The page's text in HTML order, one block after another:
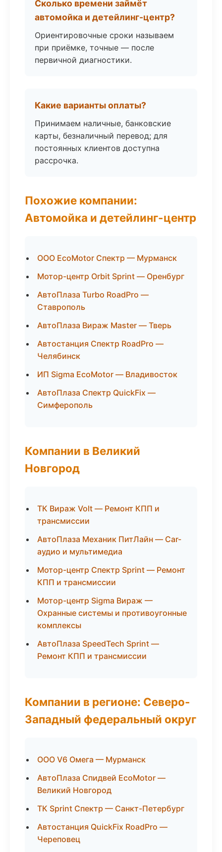
Сколько времени займёт
автомойка и детейлинг-центр?
Ориентировочные сроки называем
при приёмке, точные — после
первичной диагностики.
Какие варианты оплаты?
Принимаем наличные, банковские
карты, безналичный перевод; для
постоянных клиентов доступна
рассрочка.
Похожие компании:
Автомойка и детейлинг-центр
ООО EcoMotor Спектр — Мурманск
Мотор-центр Orbit Sprint — Оренбург
АвтоПлаза Turbo RoadPro —
Ставрополь
АвтоПлаза Вираж Master — Тверь
Автостанция Спектр RoadPro —
Челябинск
ИП Sigma EcoMotor — Владивосток
АвтоПлаза Спектр QuickFix —
Симферополь
Компании в Великий
Новгород
ТК Вираж Volt — Ремонт КПП и
трансмиссии
АвтоПлаза Механик ПитЛайн — Car-
аудио и мультимедиа
Мотор-центр Спектр Sprint — Ремонт
КПП и трансмиссии
Мотор-центр Sigma Вираж —
Охранные системы и противоугонные
комплексы
АвтоПлаза SpeedTech Sprint —
Ремонт КПП и трансмиссии
Компании в регионе: Северо-
Западный федеральный округ
ООО V6 Омега — Мурманск
АвтоПлаза Спидвей EcoMotor —
Великий Новгород
ТК Sprint Спектр — Санкт-Петербург
Автостанция QuickFix RoadPro —
Череповец